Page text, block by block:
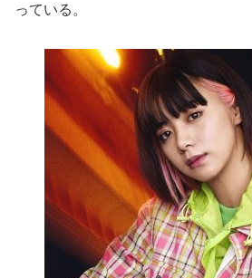
っている。